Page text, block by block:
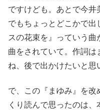
ですけども。あとで今
でもちょっとどこかで出
スの花束を』っていう
曲をされていて。作詞は
ね、後で出かけたいと思
で、この『まゆみ』を改
くり読んで思ったのは